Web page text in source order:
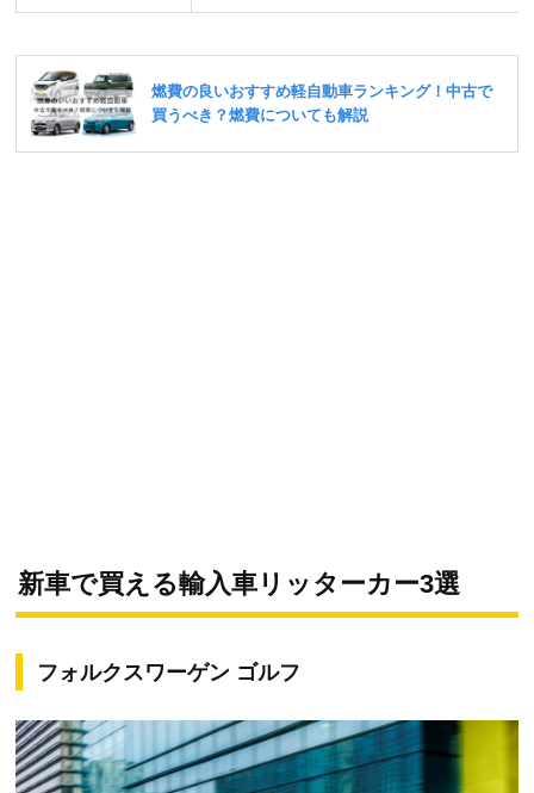
新車で買える輸入車リッターカー3選
フォルクスワーゲン ゴルフ